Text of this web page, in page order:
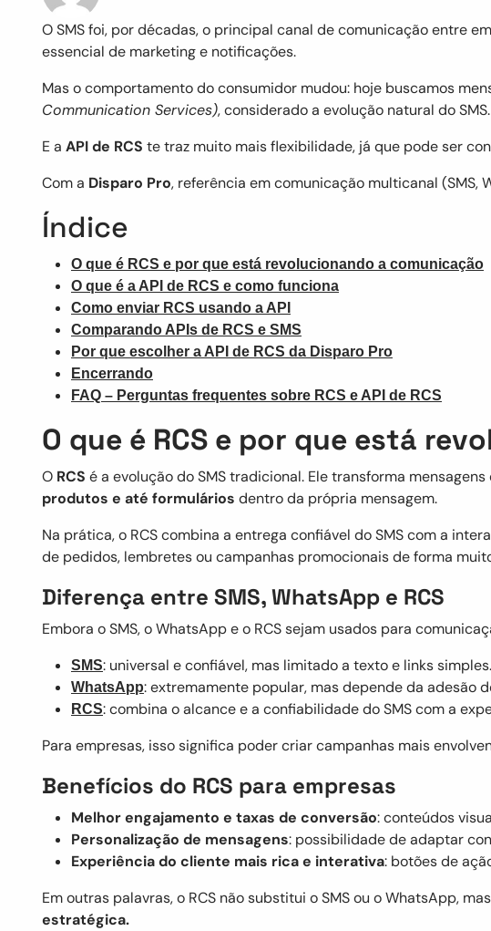
O SMS foi, por décadas, o principal canal de comunicação entre
essencial de marketing e notificações.
Mas o comportamento do consumidor mudou: hoje buscamos
Communication Services), considerado a evolução natural do SMS.
E a API de RCS te traz muito mais flexibilidade, já que pode ser
Com a Disparo Pro, referência em comunicação multicanal (SMS,
Índice
O que é RCS e por que está revolucionando a comunicação
O que é a API de RCS e como funciona
Como enviar RCS usando a API
Comparando APIs de RCS e SMS
Por que escolher a API de RCS da Disparo Pro
Encerrando
FAQ – Perguntas frequentes sobre RCS e API de RCS
O que é RCS e por que está
O RCS é a evolução do SMS tradicional. Ele transforma
produtos e até formulários dentro da própria mensagem.
Na prática, o RCS combina a entrega confiável do SMS com a
de pedidos, lembretes ou campanhas promocionais de forma
Diferença entre SMS, WhatsApp e RCS
Embora o SMS, o WhatsApp e o RCS sejam usados para
SMS: universal e confiável, mas limitado a texto e links simples.
WhatsApp: extremamente popular, mas depende da adesão
RCS: combina o alcance e a confiabilidade do SMS com a
Para empresas, isso significa poder criar campanhas mais
Benefícios do RCS para empresas
Melhor engajamento e taxas de conversão: conteúdos
Personalização de mensagens: possibilidade de adaptar
Experiência do cliente mais rica e interativa: botões de
Em outras palavras, o RCS não substitui o SMS ou o WhatsApp,
estratégica.